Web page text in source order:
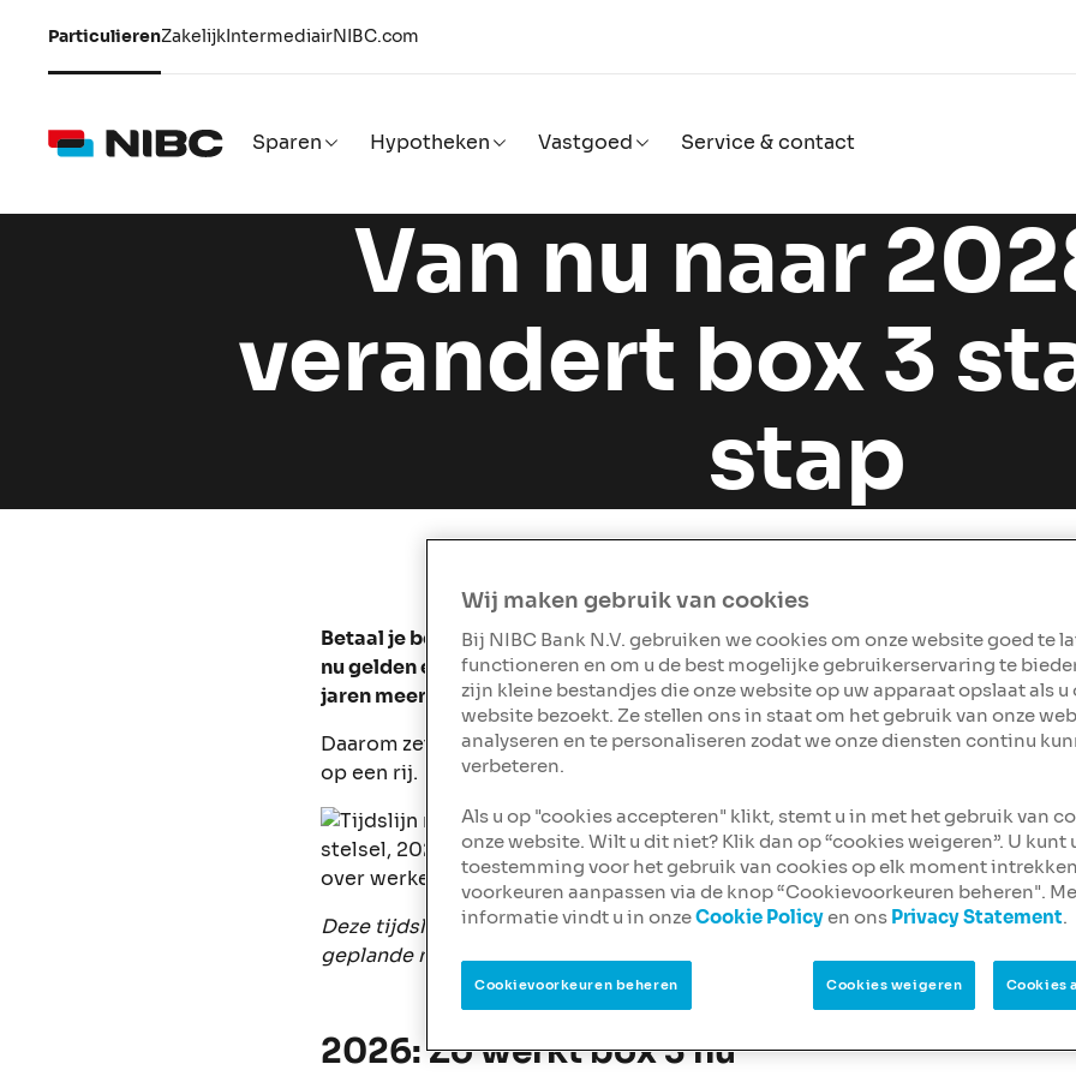
ParticulierenZakelijkIntermediairNIBC.com
Sparen Hypotheken Vastgoed Service & contact
Van nu naar
verandert box 3
stap
Betaal je belasting over spaargeld of beleggingen? Dan vraag je je
nu gelden en wat er de komende jaren verandert. Dat is niet zo gek, want de
jaren meerdere keren aangepast en ook voor de toekomst liggen er nieuwe
Daarom zetten we de belangrijkste ontwikkelingen van 2026 tot en met
op een rij.
Deze tijdslijn laat de belangrijkste verschillen zien tussen het huidige box 3-
geplande nieuwe stelsel. Daaronder lichten we iedere fase verder toe.
2026: Zo werkt box 3 nu
Wij maken gebruik van cookies
Bij NIBC Bank N.V. gebruiken we cookies om onze website goed te
functioneren en om u de best mogelijke gebruikerservaring te
zijn kleine bestandjes die onze website op uw apparaat opslaat als u
website bezoekt. Ze stellen ons in staat om het gebruik van onze
analyseren en te personaliseren zodat we onze diensten continu
verbeteren.
Als u op "cookies accepteren" klikt, stemt u in met het gebruik van
onze website. Wilt u dit niet? Klik dan op “cookies weigeren”. U kunt
toestemming voor het gebruik van cookies op elk moment
voorkeuren aanpassen via de knop “Cookievoorkeuren beheren".
informatie vindt u in onzeCookie Policyen ons Privacy Statement.
Cookievoorkeuren beheren Cookies weigeren Cookies